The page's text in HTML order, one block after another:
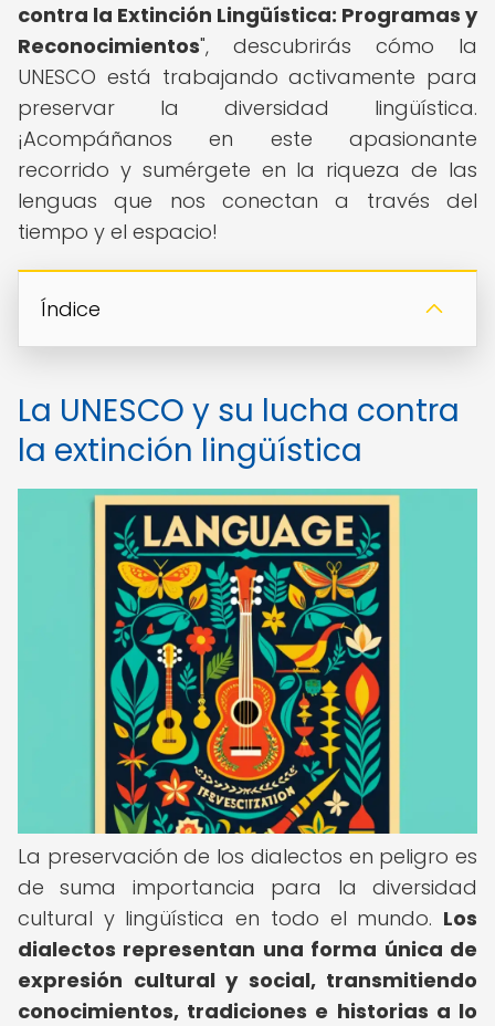
contra la Extinción Lingüística: Programas y
Reconocimientos", descubrirás cómo la
UNESCO está trabajando activamente para
preservar la diversidad lingüística.
¡Acompáñanos en este apasionante
recorrido y sumérgete en la riqueza de las
lenguas que nos conectan a través del
tiempo y el espacio!
Índice
La UNESCO y su lucha contra
la extinción lingüística
La preservación de los dialectos en peligro es
de suma importancia para la diversidad
cultural y lingüística en todo el mundo. Los
dialectos representan una forma única de
expresión cultural y social, transmitiendo
conocimientos, tradiciones e historias a lo